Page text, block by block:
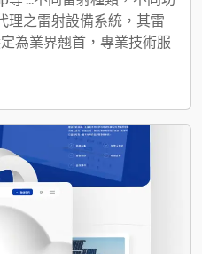
理之雷射設備系統，其雷
為業界翹首，專業技術服